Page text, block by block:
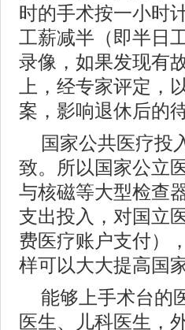
时的手术按一小时
工薪减半（即半日
录像，如果发现有
上，经专家评定，
案，影响退休后的待
国家公共医疗投
致。所以国家公立
与核磁等大型检查
支出投入，对国立
费医疗账户支付）
样可以大大提高国
能够上手术台的
医生、儿科医生，